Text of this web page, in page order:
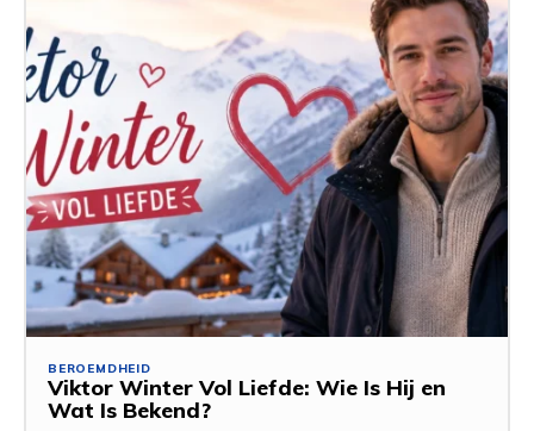
BEROEMDHEID
Viktor Winter Vol Liefde: Wie Is Hij en
Wat Is Bekend?